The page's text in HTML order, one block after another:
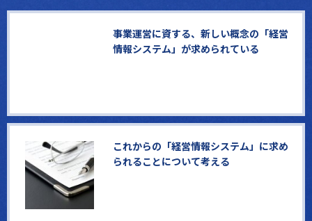
事業運営に資する、新しい概念の「経営
情報システム」が求められている
これからの「経営情報システム」に求め
られることについて考える